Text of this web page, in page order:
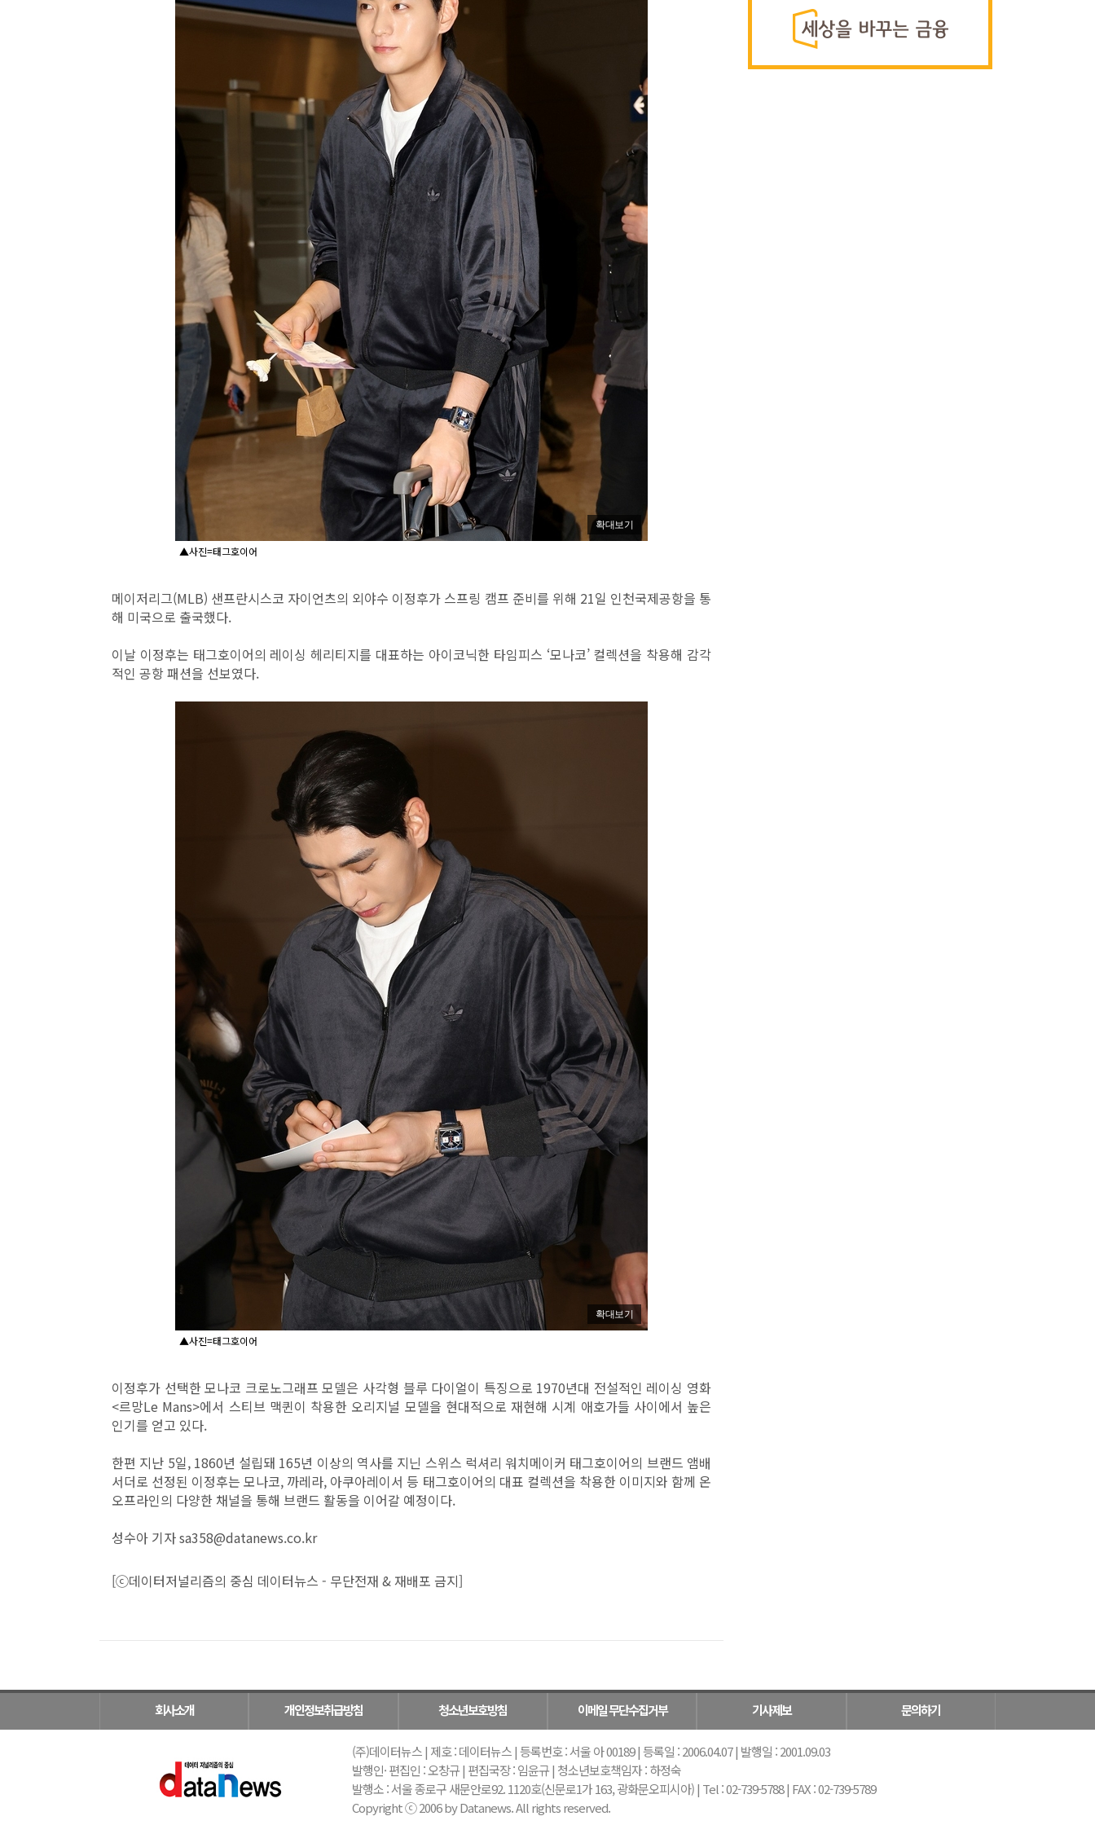
확대보기
▲사진=태그호이어
메이저리그(MLB) 샌프란시스코 자이언츠의 외야수 이정후가 스프링 캠프 준비를 위해 21일 인천국제공항을 통
해 미국으로 출국했다.
이날 이정후는 태그호이어의 레이싱 헤리티지를 대표하는 아이코닉한 타임피스 ‘모나코’ 컬렉션을 착용해 감각
적인 공항 패션을 선보였다.
확대보기
▲사진=태그호이어
이정후가 선택한 모나코 크로노그래프 모델은 사각형 블루 다이얼이 특징으로 1970년대 전설적인 레이싱 영화
<르망Le Mans>에서 스티브 맥퀸이 착용한 오리지널 모델을 현대적으로 재현해 시계 애호가들 사이에서 높은
인기를 얻고 있다.
한편 지난 5일, 1860년 설립돼 165년 이상의 역사를 지닌 스위스 럭셔리 워치메이커 태그호이어의 브랜드 앰배
서더로 선정된 이정후는 모나코, 까레라, 아쿠아레이서 등 태그호이어의 대표 컬렉션을 착용한 이미지와 함께 온
오프라인의 다양한 채널을 통해 브랜드 활동을 이어갈 예정이다.
성수아 기자 sa358@datanews.co.kr
[ⓒ데이터저널리즘의 중심 데이터뉴스 - 무단전재 & 재배포 금지]
회사소개 개인정보취급방침 청소년보호방침 이메일 무단수집거부 기사제보 문의하기
(주)데이터뉴스 | 제호 : 데이터뉴스 | 등록번호 : 서울 아 00189 | 등록일 : 2006.04.07 | 발행일 : 2001.09.03
발행인· 편집인 : 오창규 | 편집국장 : 임윤규 | 청소년보호책임자 : 하정숙
발행소 : 서울 종로구 새문안로92. 1120호(신문로1가 163, 광화문오피시아) | Tel : 02-739-5788 | FAX : 02-739-5789
Copyright ⓒ 2006 by Datanews. All rights reserved.